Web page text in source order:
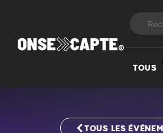
TOUS
TOUS LES